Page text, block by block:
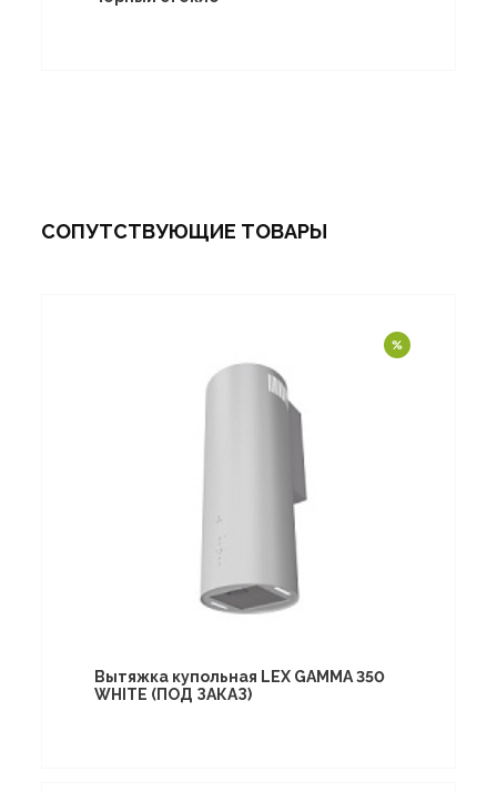
СОПУТСТВУЮЩИЕ ТОВАРЫ
Вытяжка купольная LEX GAMMA 350
WHITE (ПОД ЗАКАЗ)